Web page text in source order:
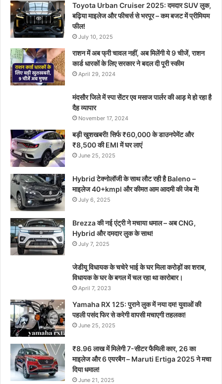
Toyota Urban Cruiser 2025: दमदार SUV लुक,
बढ़िया माइलेज और फीचर्स से भरपूर – कम बजट में प्रीमियम
फील!
July 10, 2025
राशन में अब फ्री चावल नहीं, अब मिलेंगी ये 9 चीजें, राशन
कार्ड धारकों के लिए सरकार ने बदल दी पूरी स्कीम
April 29, 2024
मंदसौर जिले में स्पा सेंटर एव मसाज पार्लर की आड़ मे हो रहा है
दैह व्यापार
November 17, 2024
बड़ी खुशखबरी! सिर्फ ₹60,000 के डाउनपेमेंट और
₹8,500 की EMI में घर लाएं
June 25, 2025
Hybrid टेक्नोलॉजी के साथ लौट रही है Baleno –
माइलेज 40+kmpl और कीमत आम आदमी की जेब में!
July 6, 2025
Brezza की नई एंट्री ने मचाया धमाल – अब CNG,
Hybrid और दमदार लुक के साथ!
July 7, 2025
जेडीयू विधायक के चचेरे भाई के घर मिला करोड़ों का शराब,
विधायक के घर के बगल में चल रहा था कारोबार।
April 7, 2023
Yamaha RX 125: पुराने लुक में नया दम! युवाओं की
पहली पसंद फिर से करेगी वापसी मचाएगी तहलका!
June 25, 2025
₹8.96 लाख में मिलेगी 7-सीटर फैमिली कार, 26 का
माइलेज और 6 एयरबैग – Maruti Ertiga 2025 ने मचा
दिया धमाल!
June 21, 2025